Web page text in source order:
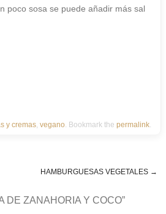
poco sosa se puede añadir más sal
y cremas, vegano. Bookmark the permalink.
HAMBURGUESAS VEGETALES →
DE ZANAHORIA Y COCO”